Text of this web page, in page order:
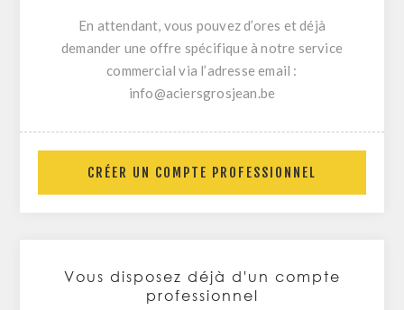
En attendant, vous pouvez d’ores et déjà
demander une offre spécifique à notre service
commercial via l’adresse email :
info@aciersgrosjean.be
CRÉER UN COMPTE PROFESSIONNEL
Vous disposez déjà d'un compte
professionnel